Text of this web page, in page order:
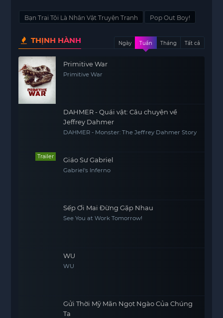
Bạn Trai Tôi Là Nhân Vật Truyện Tranh Pop Out Boy!
THỊNH HÀNH Ngày Tuần Tháng Tất cả
Primitive War
Primitive War
DAHMER - Quái vật: Câu chuyện về
Jeffrey Dahmer
DAHMER - Monster: The Jeffrey Dahmer Story
Trailer Giáo Sư Gabriel
Gabriel's Inferno
Sếp Ơi Mai Đừng Gặp Nhau
See You at Work Tomorrow!
WU
WU
Gửi Thời Mỹ Mãn Ngọt Ngào Của Chúng
Ta